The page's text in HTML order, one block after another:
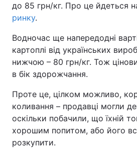
до 85 грн/кг. Про це йдеться
ринку.
Водночас ще напередодні
картоплі від українських
нижчою – 80 грн/кг. Тож
в бік здорожчання.
Проте це, цілком можливо,
коливання – продавці могли
оскільки побачили, що їхній
хорошим попитом, або його
розкупити.